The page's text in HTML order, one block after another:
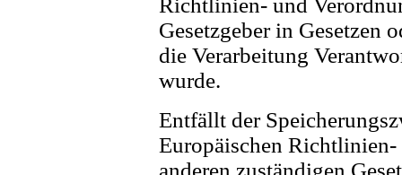
Richtlinien- und
Gesetzgeber in Gesetzen
die Verarbeitung
wurde.
Entfällt der
Europäischen Richtlinien-
anderen zuständigen